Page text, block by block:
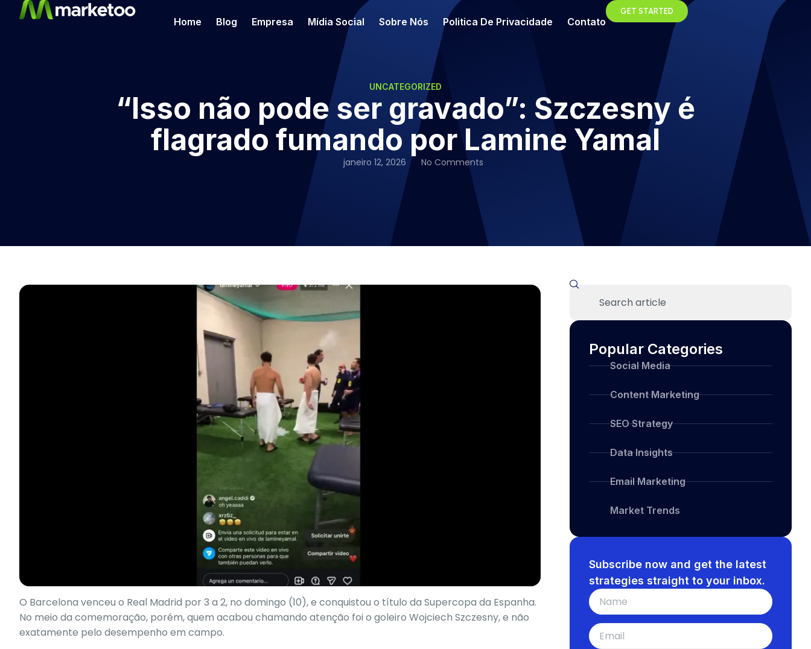
Home Blog Empresa Mídia Social Sobre Nós Politica De Privacidade Contato
GET STARTED
UNCATEGORIZED
“Isso não pode ser gravado”: Szczesny é
flagrado fumando por Lamine Yamal
janeiro 12, 2026 No Comments
O Barcelona venceu o Real Madrid por 3 a 2, no domingo (10), e conquistou o título da Supercopa da Espanha.
No meio da comemoração, porém, quem acabou chamando atenção foi o goleiro Wojciech Szczesny, e não
exatamente pelo desempenho em campo.
Popular Categories
Social Media
Content Marketing
SEO Strategy
Data Insights
Email Marketing
Market Trends
Subscribe now and get the latest
strategies straight to your inbox.